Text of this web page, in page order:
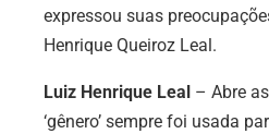
expressou suas
Henrique Queiroz Leal.
Luiz Henrique Leal – Abre
‘gênero’ sempre foi usada